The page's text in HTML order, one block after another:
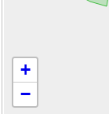
+
−